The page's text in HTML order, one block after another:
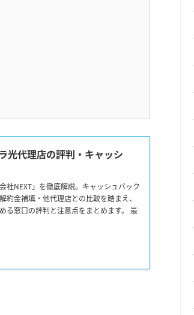
光代理店の評判・キャッシ
社NEXT」を徹底解説。キャッシュバック
約金補填・他代理店との比較を踏まえ、
る窓口の評判と注意点をまとめます。 最